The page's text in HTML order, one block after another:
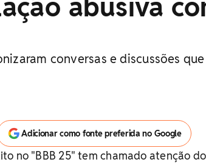
abusiva
conversas e discussões que
Adicionar como fonte preferida no Google
no "BBB 25" tem chamado atenção do